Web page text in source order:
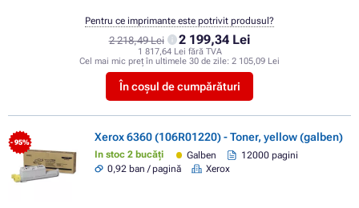
2 218,49 Lei 2 199,34 Lei
1 817,64 Lei fără TVA
Cel mai mic preț în ultimele 30 de zile: 2 105,09 Lei
În coșul de cumpărături
Pentru ce imprimante este potrivit produsul?
- 95% Xerox 6360 (106R01220) - Toner, yellow (galben)
In stoc 2 bucăți Galben
12000 pagini
0,92 ban / pagină
Xerox